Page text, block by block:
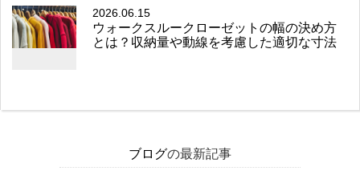
2026.06.15
ウォークスルークローゼットの幅の決め方
とは？収納量や動線を考慮した適切な寸法
ブログの最新記事